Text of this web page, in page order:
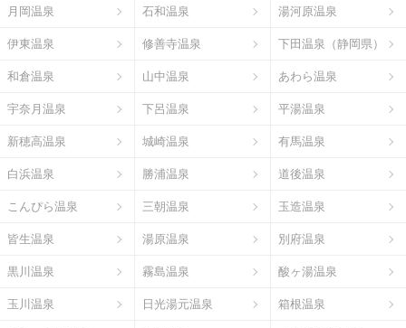
月岡温泉 石和温泉 湯河原温泉
伊東温泉 修善寺温泉 下田温泉（静岡県）
和倉温泉 山中温泉 あわら温泉
宇奈月温泉 下呂温泉 平湯温泉
新穂高温泉 城崎温泉 有馬温泉
白浜温泉 勝浦温泉 道後温泉
こんぴら温泉 三朝温泉 玉造温泉
皆生温泉 湯原温泉 別府温泉
黒川温泉 霧島温泉 酸ヶ湯温泉
玉川温泉 日光湯元温泉 箱根温泉